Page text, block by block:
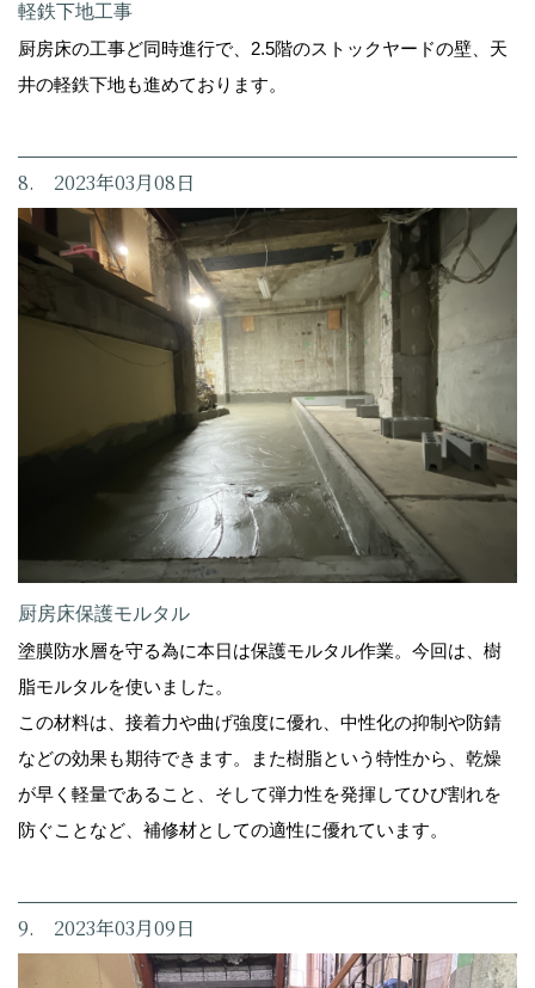
軽鉄下地工事
厨房床の工事ど同時進行で、2.5階のストックヤードの壁、天
井の軽鉄下地も進めております。
8. 2023年03月08日
厨房床保護モルタル
塗膜防水層を守る為に本日は保護モルタル作業。今回は、樹
脂モルタルを使いました。
この材料は、接着力や曲げ強度に優れ、中性化の抑制や防錆
などの効果も期待できます。また樹脂という特性から、乾燥
が早く軽量であること、そして弾力性を発揮してひび割れを
防ぐことなど、補修材としての適性に優れています。
9. 2023年03月09日